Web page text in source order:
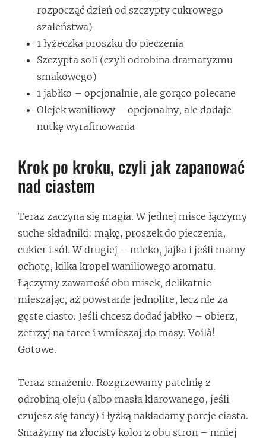
rozpocząć dzień od szczypty cukrowego
szaleństwa)
1 łyżeczka proszku do pieczenia
Szczypta soli (czyli odrobina dramatyzmu
smakowego)
1 jabłko – opcjonalnie, ale gorąco polecane
Olejek waniliowy – opcjonalny, ale dodaje
nutkę wyrafinowania
Krok po kroku, czyli jak zapanować
nad ciastem
Teraz zaczyna się magia. W jednej misce łączymy
suche składniki: mąkę, proszek do pieczenia,
cukier i sól. W drugiej – mleko, jajka i jeśli mamy
ochotę, kilka kropel waniliowego aromatu.
Łączymy zawartość obu misek, delikatnie
mieszając, aż powstanie jednolite, lecz nie za
gęste ciasto. Jeśli chcesz dodać jabłko – obierz,
zetrzyj na tarce i wmieszaj do masy. Voilà!
Gotowe.
Teraz smażenie. Rozgrzewamy patelnię z
odrobiną oleju (albo masła klarowanego, jeśli
czujesz się fancy) i łyżką nakładamy porcje ciasta.
Smażymy na złocisty kolor z obu stron – mniej